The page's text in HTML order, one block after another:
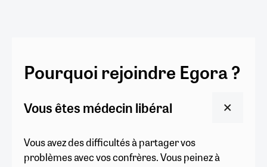
Pourquoi rejoindre Egora ?
Vous êtes médecin libéral
Vous avez des difficultés à partager vos
problèmes avec vos confrères. Vous peinez à